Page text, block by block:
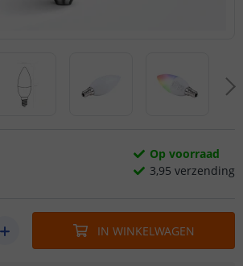
Op voorraad
3,95 verzending
IN WINKELWAGEN